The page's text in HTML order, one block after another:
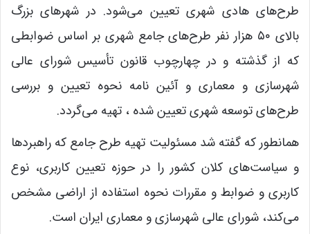
طرح‌های هادی شهری تعیین می‌شود. در شهرهای بزرگ
بالای ۵۰ هزار نفر طرح‌های جامع شهری بر اساس ضوابطی
که از گذشته و در چهارچوب قانون تأسیس شورای عالی
شهرسازی و معماری و آئین نامه نحوه تعیین و بررسی
طرح‌های توسعه شهری تعیین شده ، تهیه می‌گردد.
همانطور که گفته شد مسئولیت تهیه طرح جامع که راهبردها
و سیاست‌های کلان کشور را در حوزه تعیین کاربری، نوع
کاربری و ضوابط و مقررات نحوه استفاده از اراضی مشخص
می‌کند، شورای عالی شهرسازی و معماری ایران است.